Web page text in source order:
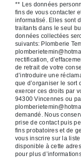
** Les données
fins de vous contacter
informatisé. Elles sont
traitants dans le seul
données collectées
suivants: Plomberie
rectification,
de retrait de votre
d’introduire une
que d’organiser le sort
exercer ces droits par
94300 Vincennes ou
demandé. Nous
prise de contact puis
fins probatoires et de
vous inscrire sur la
disponible à cette
pour plus